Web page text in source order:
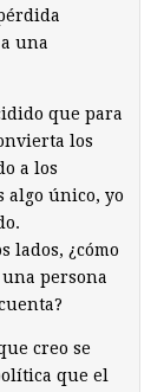
una
que para
los
a los
algo único, yo
lados, ¿cómo
persona
creo se
que el